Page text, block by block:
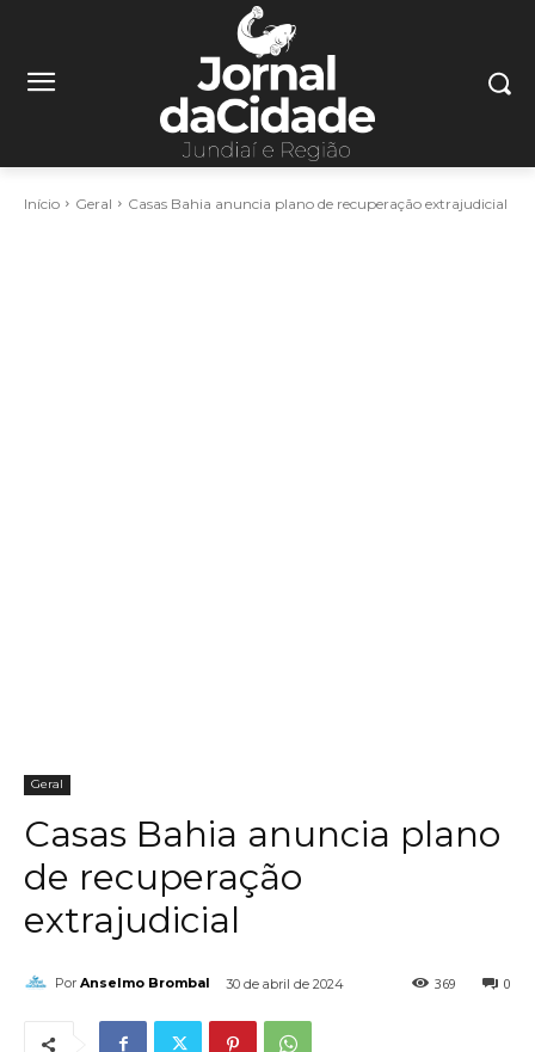
Início Geral Casas Bahia anuncia plano de recuperação extrajudicial
Geral
Casas Bahia anuncia plano
de recuperação
extrajudicial
Por Anselmo Brombal 30 de abril de 2024 0
369